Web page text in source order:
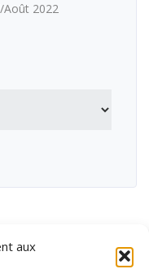
aux
Août 2022